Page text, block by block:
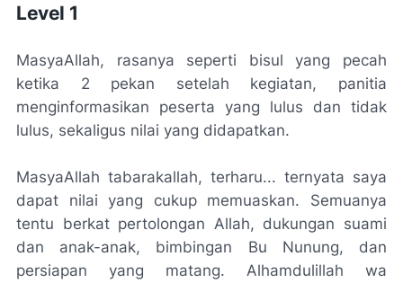
Level 1
MasyaAllah, rasanya seperti bisul yang pecah
ketika 2 pekan setelah kegiatan, panitia
menginformasikan peserta yang lulus dan tidak
lulus, sekaligus nilai yang didapatkan.
MasyaAllah tabarakallah, terharu... ternyata saya
dapat nilai yang cukup memuaskan. Semuanya
tentu berkat pertolongan Allah, dukungan suami
dan anak-anak, bimbingan Bu Nunung, dan
persiapan yang matang. Alhamdulillah wa